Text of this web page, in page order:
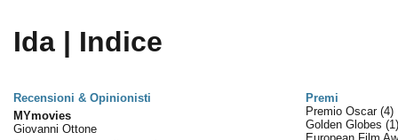
Ida | Indice
Recensioni & Opinionisti
Premi
MYmovies
Giovanni Ottone
Premio Oscar (4)
Golden Globes (1)